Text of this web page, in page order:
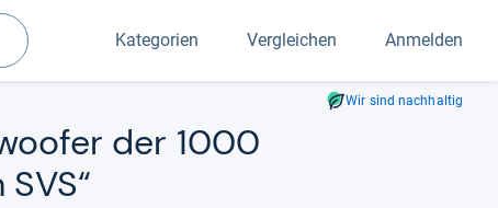
Suchen
Kategorien Vergleichen Anmelden
Wir sind nachhaltig
der 1000